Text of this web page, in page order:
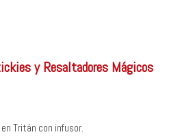
y Resaltadores Mágicos
Tritán con infusor.